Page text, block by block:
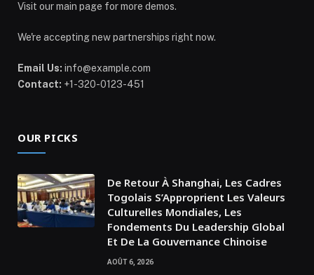
Visit our main page for more demos.
We're accepting new partnerships right now.
Email Us: info@example.com
Contact: +1-320-0123-451
OUR PICKS
De Retour À Shanghai, Les Cadres
Togolais S’Approprient Les Valeurs
Culturelles Mondiales, Les
Fondements Du Leadership Global
Et De La Gouvernance Chinoise
AOÛT 6, 2026